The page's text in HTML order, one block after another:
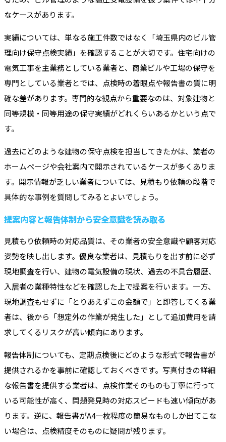
なケースがあります。
実績については、単なる施工件数ではなく「埼玉県内のビル管
理向け保守点検実績」を確認することが大切です。住宅向けの
電気工事を主業務としている業者と、商業ビルや工場の保守を
専門としている業者とでは、点検時の着眼点や報告書の質に明
確な差があります。専門的な観点から重要なのは、対象建物と
同等規模・同等用途の保守実績がどれくらいあるかという点で
す。
過去にどのような建物の保守点検を担当してきたかは、業者の
ホームページや会社案内で開示されているケースが多くありま
す。開示情報が乏しい業者については、見積もり依頼の段階で
具体的な事例を質問してみるとよいでしょう。
提案内容と報告体制から安全意識を読み取る
見積もり依頼時の対応品質は、その業者の安全意識や顧客対応
姿勢を映し出します。優良な業者は、見積もりを出す前に必ず
現地調査を行い、建物の電気設備の現状、過去の不具合履歴、
入居者の業種特性などを確認した上で提案を行います。一方、
現地調査もせずに「とりあえずこの金額で」と即答してくる業
者は、後から「想定外の作業が発生した」として追加費用を請
求してくるリスクが高い傾向にあります。
報告体制についても、定期点検後にどのような形式で報告書が
提供されるかを事前に確認しておくべきです。写真付きの詳細
な報告書を提供する業者は、点検作業そのものも丁寧に行って
いる可能性が高く、問題発見時の対応スピードも速い傾向があ
ります。逆に、報告書がA4一枚程度の簡易なものしか出てこな
い場合は、点検精度そのものに疑問が残ります。